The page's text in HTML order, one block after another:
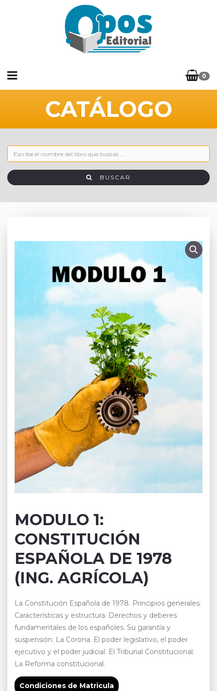
0
CATÁLOGO
BUSCAR
MODULO 1:
CONSTITUCIÓN
ESPAÑOLA DE 1978
(ING. AGRÍCOLA)
La Constitución Española de 1978. Principios generales.
Características y estructura. Derechos y deberes
fundamentales de los españoles. Su garantía y
suspensión. La Corona. El poder legislativo, el poder
ejecutivo y el poder judicial. El Tribunal Constitucional.
La Reforma constitucional.
Condiciones de Matricula